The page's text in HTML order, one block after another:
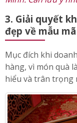
3. Giải quyết
đẹp về mẫu
Mục đích khi
hàng, vì món quà
hiểu và trân trọng